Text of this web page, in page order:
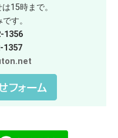
15時まで。
す。
1356
1357